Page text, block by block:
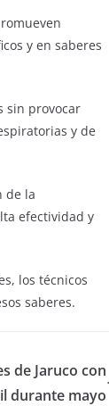
y en saberes
sin provocar
y de
de la
efectividad y
los técnicos
saberes.
de Jaruco con
durante mayo